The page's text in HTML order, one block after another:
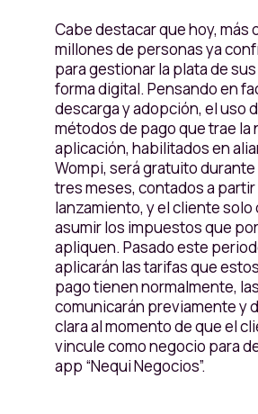
Cabe destacar que hoy, más
millones de personas ya
para gestionar la plata de
forma digital. Pensando en
descarga y adopción, el uso
métodos de pago que trae la
aplicación, habilitados en
Wompi, será gratuito
tres meses, contados a partir
lanzamiento, y el cliente solo
asumir los impuestos que
apliquen. Pasado este
aplicarán las tarifas que
pago tienen normalmente,
comunicarán previamente y
clara al momento de que el
vincule como negocio para
app “Nequi Negocios”.